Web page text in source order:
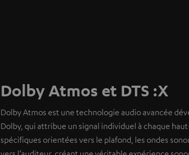
Dolby Atmos et DTS :X
Dolby Atmos est une technologie audio avancée
Dolby, qui attribue un signal individuel à chaque
spécifiques orientées vers le plafond, les ondes